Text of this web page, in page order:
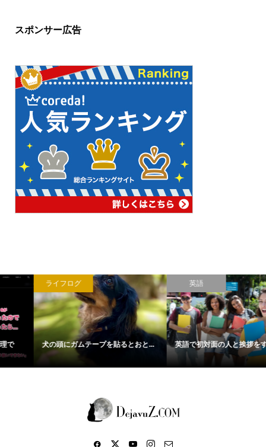
スポンサー広告
ライフログ
犬の頭にガムテープを貼るとおと...
英語
英語で初対面の人と挨拶をする際...